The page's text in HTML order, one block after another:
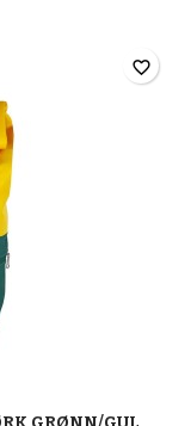
favorite_border